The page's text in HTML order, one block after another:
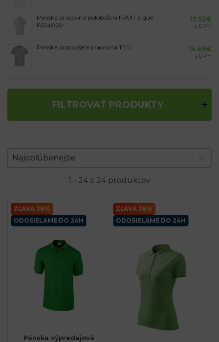
Pánska pracovná polokošela FRUIT pique
F634020
13.52€
s DPH
Pánska polokošela pracovná TED 14.69€
s DPH
FILTROVAŤ PRODUKTY
Zoradenie produktov
Sort content
Najobľúbenejšie
Sort content
1 - 24 z 24 produktov
ZĽAVA 38%
ODOSIELAME DO 24H
Pánska výpredajová
ZĽAVA 38%
ODOSIELAME DO 24H